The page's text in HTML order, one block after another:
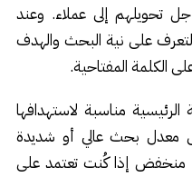
تحويلهم إلى عملاء. وعند
على نية البحث والهدف
الكلمة المفتاحية.
مناسبة لاستهدافها
معدل بحث عالي أو شديدة
منخفض إذا كُنت تعتمد على